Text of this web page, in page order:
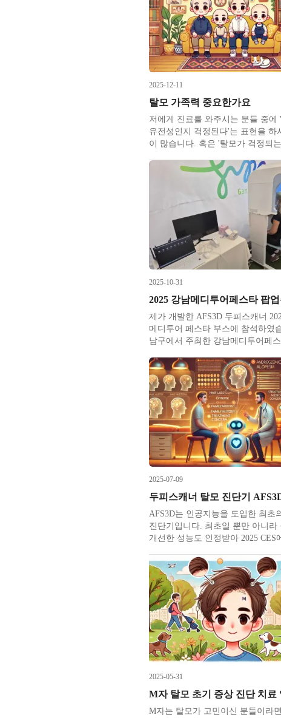
협과 평생 교육의 필요성으로 점점
2025-12-11
탈모 가족력 중요한가요
저에게 진료를 와주시는 분들 중에
유전성인지 걱정된다'는 표현을 하
이 많습니다. 혹은 '탈모가 걱정되
니다. 때로는 부모님이 자녀를 데
서 내가 탈모가 있다보니 우리 아
미리 준비를 해두려고 한다고 말씀
들도 있습니다. 이처럼 탈모의 가
2025-10-31
제가 개발한 AFS3D 두피스캐너
메디투어 페스타 부스에 참석하였
남구에서 주최한 강남메디투어페
스 K-POP 광장에서 열렸습니다. 9
터 28일까지 외국인 관광객을 대상으로한 팝
업존 행사입니다. 주최측에서 북적
역 한가운데에 의료와 문화
2025-07-09
AFS3D는 인공지능을 도입한 최초
진단기입니다. 최초일 뿐만 아니라
개선한 성능도 인정받아 2025 CES
다. CES는 세계 최대 전자 전시회
비자 기술 협회는 독창성, 혁신성,
험을 기준으로 다양한 분야에서
을 선정합니다. 아
2025-05-31
M자는 탈모가 고민이신 분들이라